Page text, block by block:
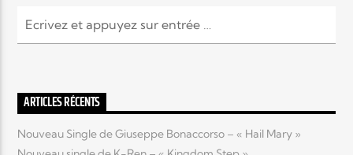
ARTICLES RÉCENTS
Nouveau Single de Giuseppe Bonaccorso – « Hail Mary »